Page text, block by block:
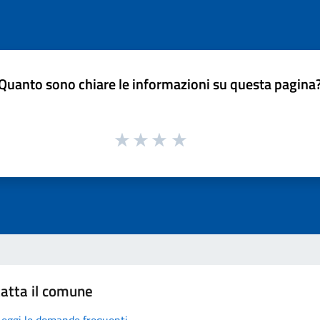
sono chiare le informazioni su questa
il comune